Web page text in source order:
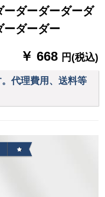
ーダーダーダーダ
ーダーダー
￥ 668 円(税込)
代理費用、送料等